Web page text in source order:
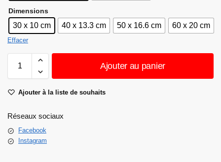
Dimensions
30 x 10 cm 40 x 13.3 cm 50 x 16.6 cm 60 x 20 cm
Effacer
Ajouter au panier
Ajouter à la liste de souhaits
Réseaux sociaux
Facebook
Instagram